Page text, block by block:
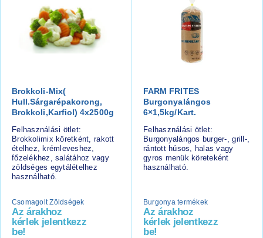
Brokkoli-Mix(
Hull.sárgarépakorong,
Brokkoli,karfiol) 4x2500g
Felhasználási ötlet:
Brokkolimix köretként, rakott
ételhez, krémleveshez,
főzelékhez, salátához vagy
zöldséges egytálételhez
használható.
Csomagolt Zöldségek
Az árakhoz
kérlek jelentkezz
be!
FARM FRITES
Burgonyalángos
6×1,5kg/kart.
Felhasználási ötlet:
Burgonyalángos burger-, grill-,
rántott húsos, halas vagy
gyros menük köreteként
használható.
Burgonya termékek
Az árakhoz
kérlek jelentkezz
be!